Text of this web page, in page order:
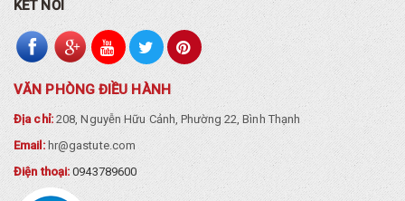
KẾT NỐI
VĂN PHÒNG ĐIỀU HÀNH
Địa chỉ:208, Nguyễn Hữu Cảnh, Phường 22, Bình Thạnh
Email: hr@gastute.com
Điện thoại:0943789600